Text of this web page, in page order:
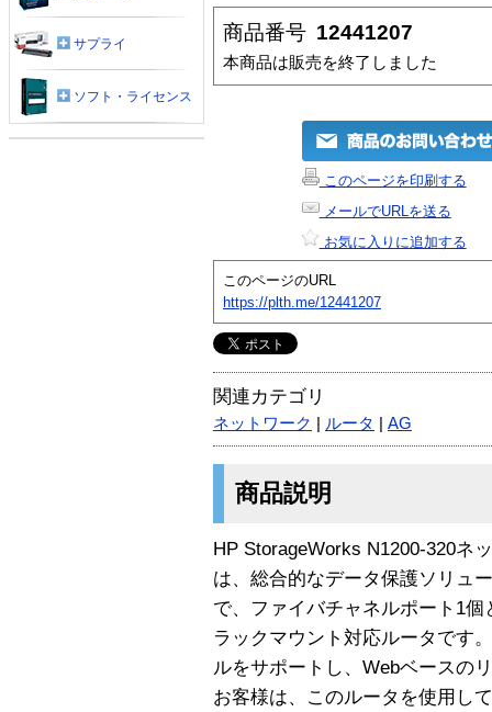
商品番号 12441207
本商品は販売を終了しました
このページを印刷する
メールでURLを送る
お気に入りに追加する
このページのURL
https://plth.me/12441207
関連カテゴリ
ネットワーク ルータ AG
商品説明
HP StorageWorks N1200-320ネ
は、総合的なデータ保護ソリュ
で、ファイバチャネルポート1
ラックマウント対応ルータです
ルをサポートし、Webベースの
お客様は、このルータを使用し
サプライ
ソフト・ライセンス